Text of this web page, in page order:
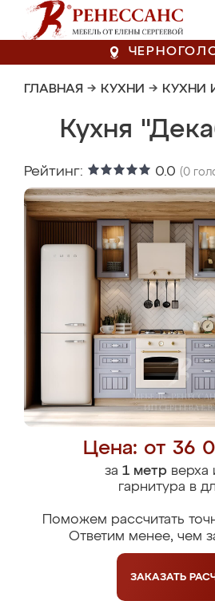
ГЛАВНАЯ → КУХНИ → КУХНИ
Кухня
Рейтинг: 0.0 (0
Цена: от 36
за 1 метрверха
гарнитура в
Поможем рассчитать
Ответим менее, чем
ЗАКАЗАТЬ